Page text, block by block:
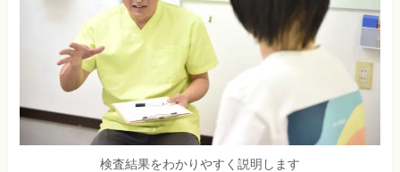
検査結果をわかりやすく説明します